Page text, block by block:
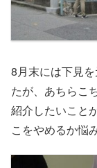
8月末には下見
たが、あちらこ
紹介したいこと
こをやめるか悩